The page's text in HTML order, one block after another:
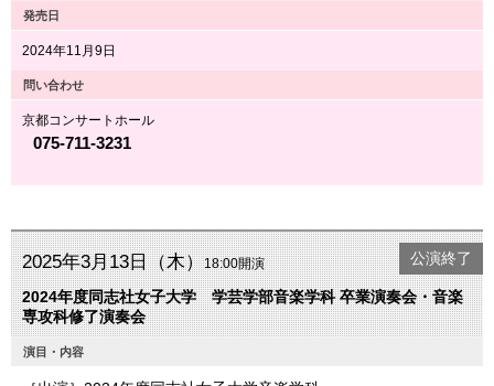
発売日
2024年11月9日
問い合わせ
京都コンサートホール
075-711-3231
2025年3月13日（木）18:00開演
2024年度同志社女子大学 学芸学部音楽学科 卒業演奏会・音楽
専攻科修了演奏会
公演終了
演目・内容